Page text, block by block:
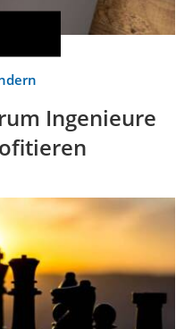
Ingenieure